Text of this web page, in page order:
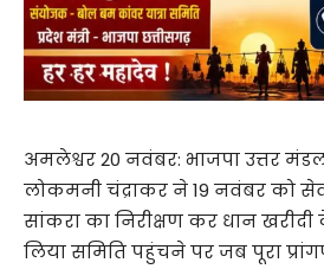
अमलेश्वर 20 नवंबर: भाजपा उत्तर
लोकमनी चंद्राकर ने 19 नवंबर को
सांकरा का निरीक्षण कर धान
लिया समिति पहुंचने पर जब पूरा